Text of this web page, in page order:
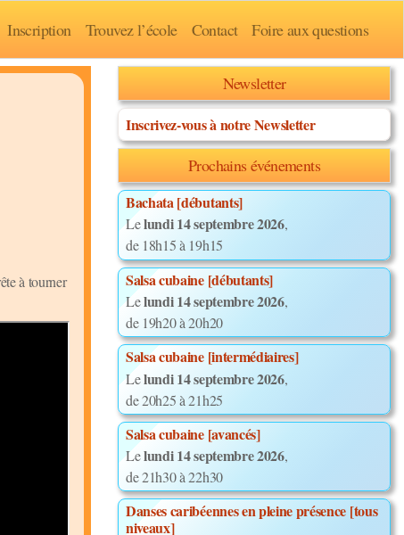
Inscription Trouvez l’école Contact Foire aux questions
à tourner
Newsletter
Inscrivez-vous à notre Newsletter
Prochains événements
Bachata [débutants]
Lelundi 14 septembre 2026,
de 18h15 à 19h15
Salsa cubaine [débutants]
Lelundi 14 septembre 2026,
de 19h20 à 20h20
Salsa cubaine [intermédiaires]
Lelundi 14 septembre 2026,
de 20h25 à 21h25
Salsa cubaine [avancés]
Lelundi 14 septembre 2026,
de 21h30 à 22h30
Danses caribéennes en pleine présence [tous
niveaux]